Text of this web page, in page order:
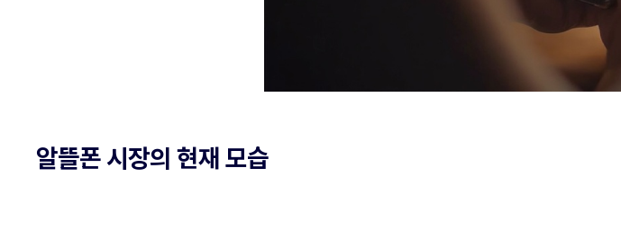
알뜰폰 시장의 현재 모습